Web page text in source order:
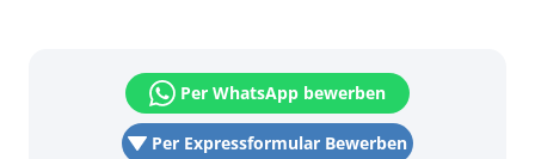
Per Expressformular Bewerben
Per WhatsApp bewerben